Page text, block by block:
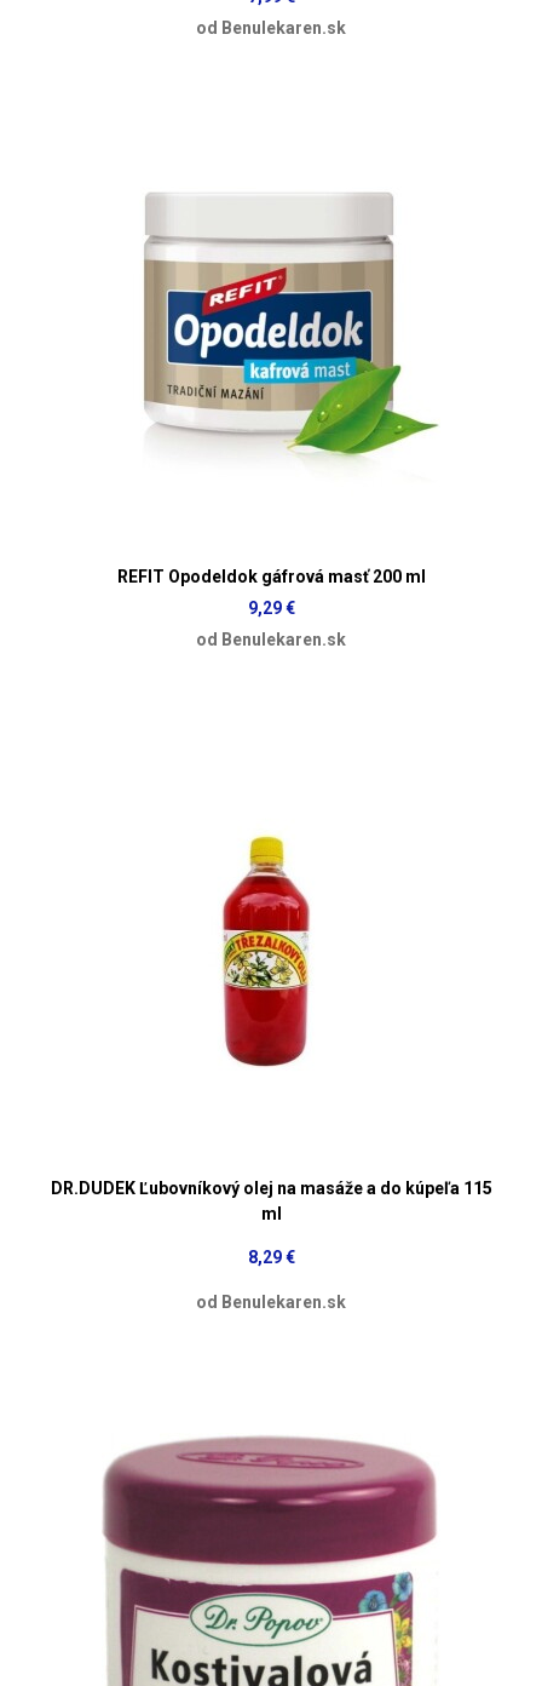
od Benulekaren.sk
REFIT Opodeldok gáfrová masť 200 ml
9,29 €
od Benulekaren.sk
DR.DUDEK Ľubovníkový olej na masáže a do kúpeľa 115
ml
8,29 €
od Benulekaren.sk